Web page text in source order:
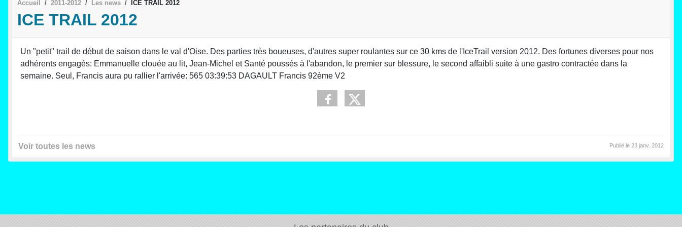
Accueil 2011-2012 Les news ICE TRAIL 2012
ICE TRAIL 2012
Un "petit" trail de début de saison dans le val d'Oise. Des parties très boueuses, d'autres super roulantes sur ce 30 kms de l'IceTrail version 2012. Des fortunes diverses pour nos
adhérents engagés: Emmanuelle clouée au lit, Jean-Michel et Santé poussés à l'abandon, le premier sur blessure, le second affaibli suite à une gastro contractée dans la
semaine. Seul, Francis aura pu rallier l'arrivée: 565 03:39:53 DAGAULT Francis 92ème V2
Voir toutes les news Publié le 23 janv. 2012